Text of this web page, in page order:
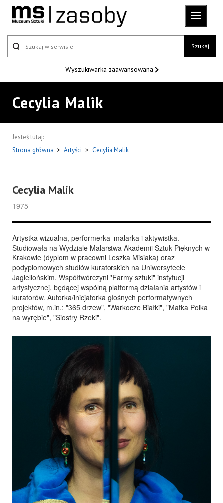
Szukaj
Wyszukiwarka zaawansowana
Cecylia Malik
Jesteś tutaj:
Strona główna > Artyści > Cecylia Malik
Cecylia Malik
1975
Artystka wizualna, performerka, malarka i aktywistka.
Studiowała na Wydziale Malarstwa Akademii Sztuk Pięknych w
Krakowie (dyplom w pracowni Leszka Misiaka) oraz
podyplomowych studiów kuratorskich na Uniwersytecie
Jagiellońskim. Współtwórczyni "Farmy sztuki" instytucji
artystycznej, będącej wspólną platformą działania artystów i
kuratorów. Autorka/inicjatorka głośnych performatywnych
projektów, m.in.: "365 drzew", "Warkocze Białki", "Matka Polka
na wyrębie", "Siostry Rzeki".